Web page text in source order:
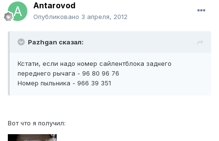
Antarovod
Опубликовано 3 апреля, 2012
Pazhgan сказал:
Кстати, если надо номер сайлентблока заднего
переднего рычага - 96 80 96 76
Номер пыльника - 966 39 351
Вот что я получил: